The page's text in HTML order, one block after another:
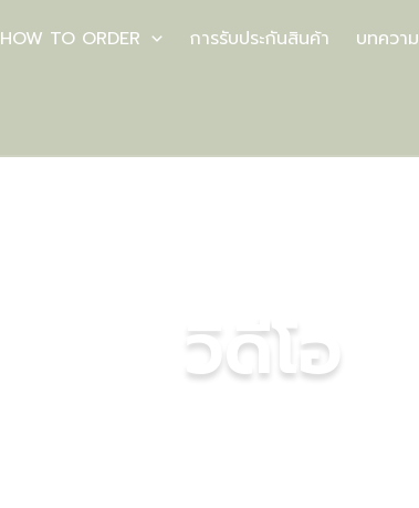
HOW TO ORDER การรับประกันสินค้า บทความ
วิดีโอ